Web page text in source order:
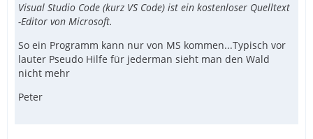
Visual Studio Code (kurz VS Code) ist ein kostenloser Quelltext
-Editor von Microsoft.
So ein Programm kann nur von MS kommen...Typisch vor
lauter Pseudo Hilfe für jederman sieht man den Wald
nicht mehr
Peter